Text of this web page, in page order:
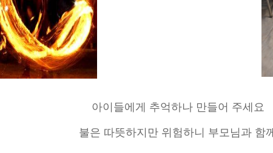
아이들에게 추억하나 만들어 주세요
불은 따뜻하지만 위험하니 부모님과 함께